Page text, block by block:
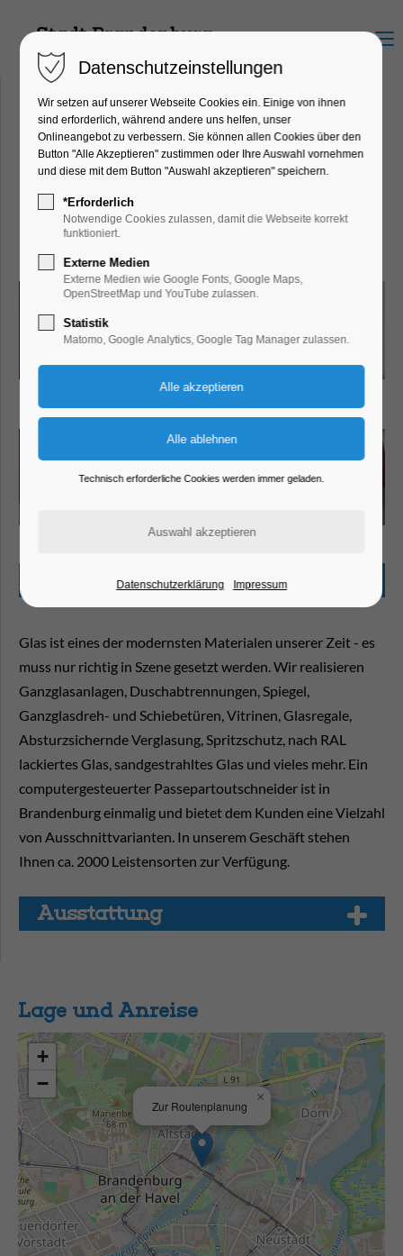
Menu
Glaserei - Bild und Rahmen
Kaiser
Ritterstraße 71, 14770
Brandenburg an der Havel
Beschreibung
Glas ist eines der modernsten Materialen unserer Zeit - es
muss nur richtig in Szene gesetzt werden. Wir realisieren
Ganzglasanlagen, Duschabtrennungen, Spiegel,
Ganzglasdreh- und Schiebetüren, Vitrinen, Glasregale,
Absturzsichernde Verglasung, Spritzschutz, nach RAL
lackiertes Glas, sandgestrahltes Glas und vieles mehr. Ein
computergesteuerter Passepartoutschneider ist in
Brandenburg einmalig und bietet dem Kunden eine Vielzahl
von Ausschnittvarianten. In unserem Geschäft stehen
Ihnen ca. 2000 Leistensorten zur Verfügung.
Aus­stat­tung
Lage und Anreise
Zur Routenplanung
×
+
−
Datenschutzeinstellungen
Wir setzen auf unserer Webseite Cookies ein. Einige von ihnen
sind erforderlich, während andere uns helfen, unser
Onlineangebot zu verbessern. Sie können allen Cookies über den
Button "Alle Akzeptieren" zustimmen oder Ihre Auswahl vornehmen
und diese mit dem Button "Auswahl akzeptieren" speichern.
*Erforderlich
Notwendige Cookies zulassen, damit die Webseite korrekt
funktioniert.
Externe Medien
Externe Medien wie Google Fonts, Google Maps,
OpenStreetMap und YouTube zulassen.
Statistik
Matomo, Google Analytics, Google Tag Manager zulassen.
Technisch erforderliche Cookies werden immer geladen.
Datenschutzerklärung Impressum